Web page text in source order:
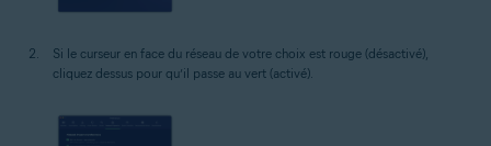
Si le curseur en face du réseau de votre choix est rouge (désactivé),
cliquez dessus pour qu’il passe au vert (activé).